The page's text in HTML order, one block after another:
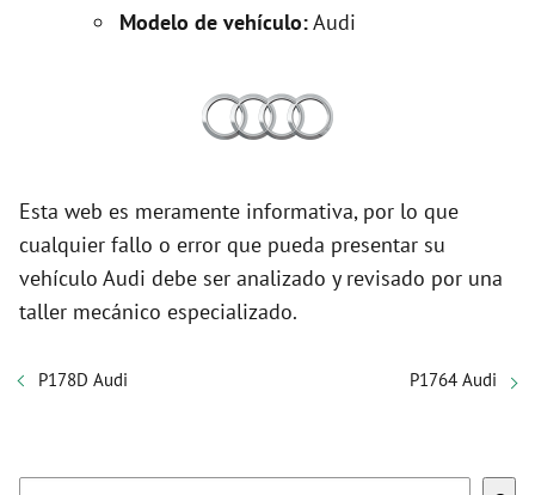
Modelo de vehículo:Audi
Esta web es meramente informativa, por lo que
cualquier fallo o error que pueda presentar su
vehículo Audi debe ser analizado y revisado por una
taller mecánico especializado.
P178D Audi P1764 Audi